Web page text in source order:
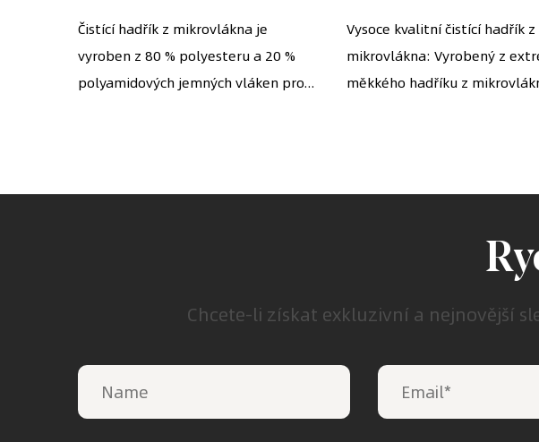
obrazovky, fotoaparáty,
stříbro, jakýkoli jiný
jemný povrch
Čistící hadřík z mikrovlákna je
vyroben z 80 % polyesteru a 20 %
polyamidových jemných vláken pro...
notebooky, LCD
obrazovky, brýle,
fotoaparátů,
Vysoce kvalitní čistící hadřík z
mikrovlákna: Vyrobený z
měkkého hadříku z
Chcete-li získat exkluzivní a nejnovější